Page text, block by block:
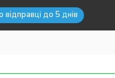
відправці до 5 днів